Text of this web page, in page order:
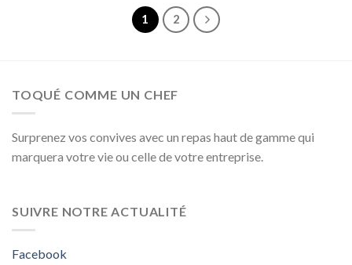
1 2
TOQUÉ COMME UN CHEF
Surprenez vos convives avec un repas haut de gamme qui
marquera votre vie ou celle de votre entreprise.
SUIVRE NOTRE ACTUALITÉ
Facebook